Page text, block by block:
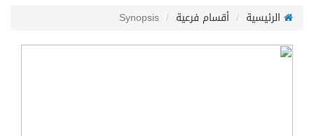
الرئيسية
أقسام فرعية Synopsis